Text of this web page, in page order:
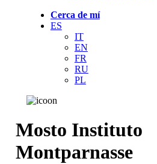
Cerca de mí
ES
IT
EN
FR
RU
PL
Mosto Instituto
Montparnasse